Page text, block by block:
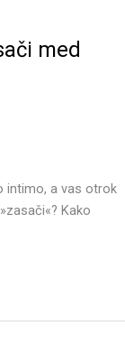
med
intimo, a vas otrok
Kako